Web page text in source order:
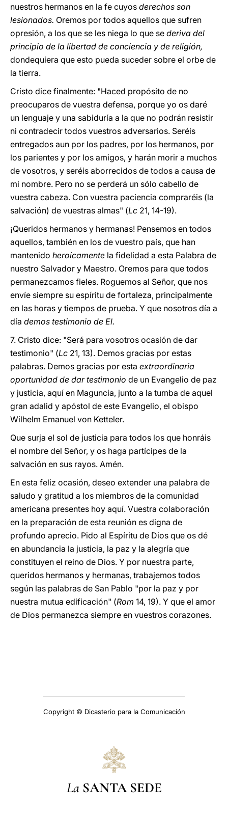
nuestros hermanos en la fe cuyos derechos son
lesionados. Oremos por todos aquellos que sufren
opresión, a los que se les niega lo que se deriva del
principio de la libertad de conciencia y de religión,
dondequiera que esto pueda suceder sobre el orbe de
la tierra.
Cristo dice finalmente: "Haced propósito de no
preocuparos de vuestra defensa, porque yo os daré
un lenguaje y una sabiduría a la que no podrán resistir
ni contradecir todos vuestros adversarios. Seréis
entregados aun por los padres, por los hermanos, por
los parientes y por los amigos, y harán morir a muchos
de vosotros, y seréis aborrecidos de todos a causa de
mi nombre. Pero no se perderá un sólo cabello de
vuestra cabeza. Con vuestra paciencia compraréis (la
salvación) de vuestras almas" (Lc 21, 14-19).
¡Queridos hermanos y hermanas! Pensemos en todos
aquellos, también en los de vuestro país, que han
mantenido heroicamente la fidelidad a esta Palabra de
nuestro Salvador y Maestro. Oremos para que todos
permanezcamos fieles. Roguemos al Señor, que nos
envíe siempre su espíritu de fortaleza, principalmente
en las horas y tiempos de prueba. Y que nosotros día a
día demos testimonio de El.
7. Cristo dice: "Será para vosotros ocasión de dar
testimonio" (Lc 21, 13). Demos gracias por estas
palabras. Demos gracias por esta extraordinaria
oportunidad de dar testimonio de un Evangelio de paz
y justicia, aquí en Maguncia, junto a la tumba de aquel
gran adalid y apóstol de este Evangelio, el obispo
Wilhelm Emanuel von Ketteler.
Que surja el sol de justicia para todos los que honráis
el nombre del Señor, y os haga partícipes de la
salvación en sus rayos. Amén.
En esta feliz ocasión, deseo extender una palabra de
saludo y gratitud a los miembros de la comunidad
americana presentes hoy aquí. Vuestra colaboración
en la preparación de esta reunión es digna de
profundo aprecio. Pido al Espíritu de Dios que os dé
en abundancia la justicia, la paz y la alegría que
constituyen el reino de Dios. Y por nuestra parte,
queridos hermanos y hermanas, trabajemos todos
según las palabras de San Pablo "por la paz y por
nuestra mutua edificación" (Rom 14, 19). Y que el amor
de Dios permanezca siempre en vuestros corazones.
Copyright © Dicasterio para la Comunicación
La SANTA SEDE